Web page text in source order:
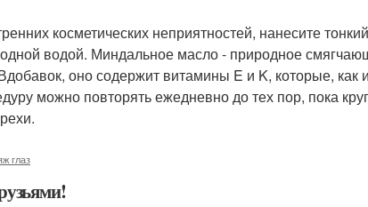
косметических неприятностей, нанесите
водой. Миндальное масло - природное
оно содержит витамины E и K, которые, как
можно повторять ежедневно до тех пор, пока
глаз